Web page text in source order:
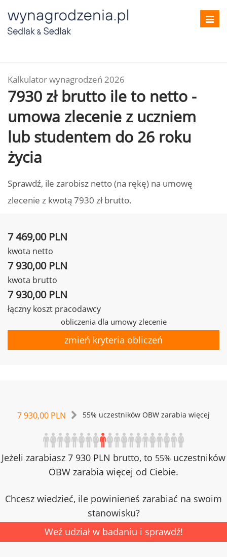
Kalkulator wynagrodzeń 2026
7930 zł brutto ile to netto -
umowa zlecenie z uczniem
lub studentem do 26 roku
życia
Sprawdź, ile zarobisz netto (na rękę) na umowę
zlecenie z kwotą 7930 zł brutto.
7 469,00 PLN
kwota netto
7 930,00 PLN
kwota brutto
7 930,00 PLN
łączny koszt pracodawcy
obliczenia dla umowy zlecenie
zmień kryteria obliczeń
7 930,00 PLN 55% uczestników OBW zarabia więcej
Jeżeli zarabiasz 7 930 PLN brutto, to 55% uczestników
OBW zarabia więcej od Ciebie.
Chcesz wiedzieć, ile powinieneś zarabiać na swoim
stanowisku?
Weź udział w badaniu i sprawdź!